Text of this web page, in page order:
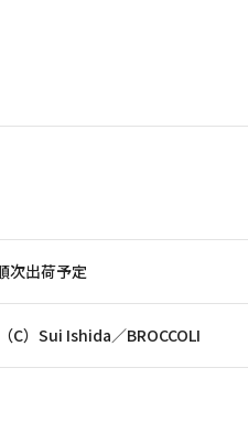
次出荷予定
C）Sui Ishida／BROCCOLI